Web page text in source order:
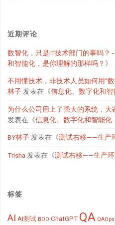
近期评论
数智化，只是IT技术部门的事吗？ -
和智能化，是你理解的那样吗？ 》
不用懂技术，非技术人员如何用“
林子发表在《信息化、数字化和
为什么公司用上了强大的系统，大
发表在《信息化、数字化和智能化
BY林子发表在《测试右移——生产
Trisha 发表在《测试右移——生产环
标签
AI AI测试 BDD ChatGPT QA QAOps